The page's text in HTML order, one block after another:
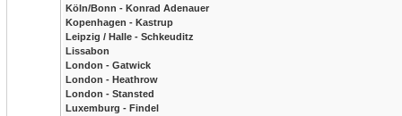
Köln/Bonn - Konrad Adenauer
Kopenhagen - Kastrup
Leipzig / Halle - Schkeuditz
Lissabon
London - Gatwick
London - Heathrow
London - Stansted
Luxemburg - Findel